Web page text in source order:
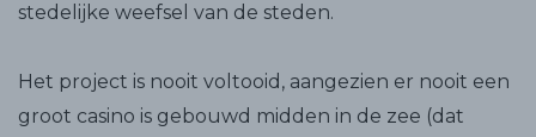
stedelijke weefsel van de steden.
Het project is nooit voltooid, aangezien er nooit een
groot casino is gebouwd midden in de zee (dat